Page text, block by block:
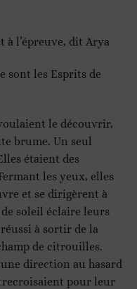
à l’épreuve, dit Arya
sont les Esprits de
le découvrir,
brume. Un seul
étaient des
les yeux, elles
et se dirigèrent à
soleil éclaire leurs
à sortir de la
de citrouilles.
direction au hasard
pour leur